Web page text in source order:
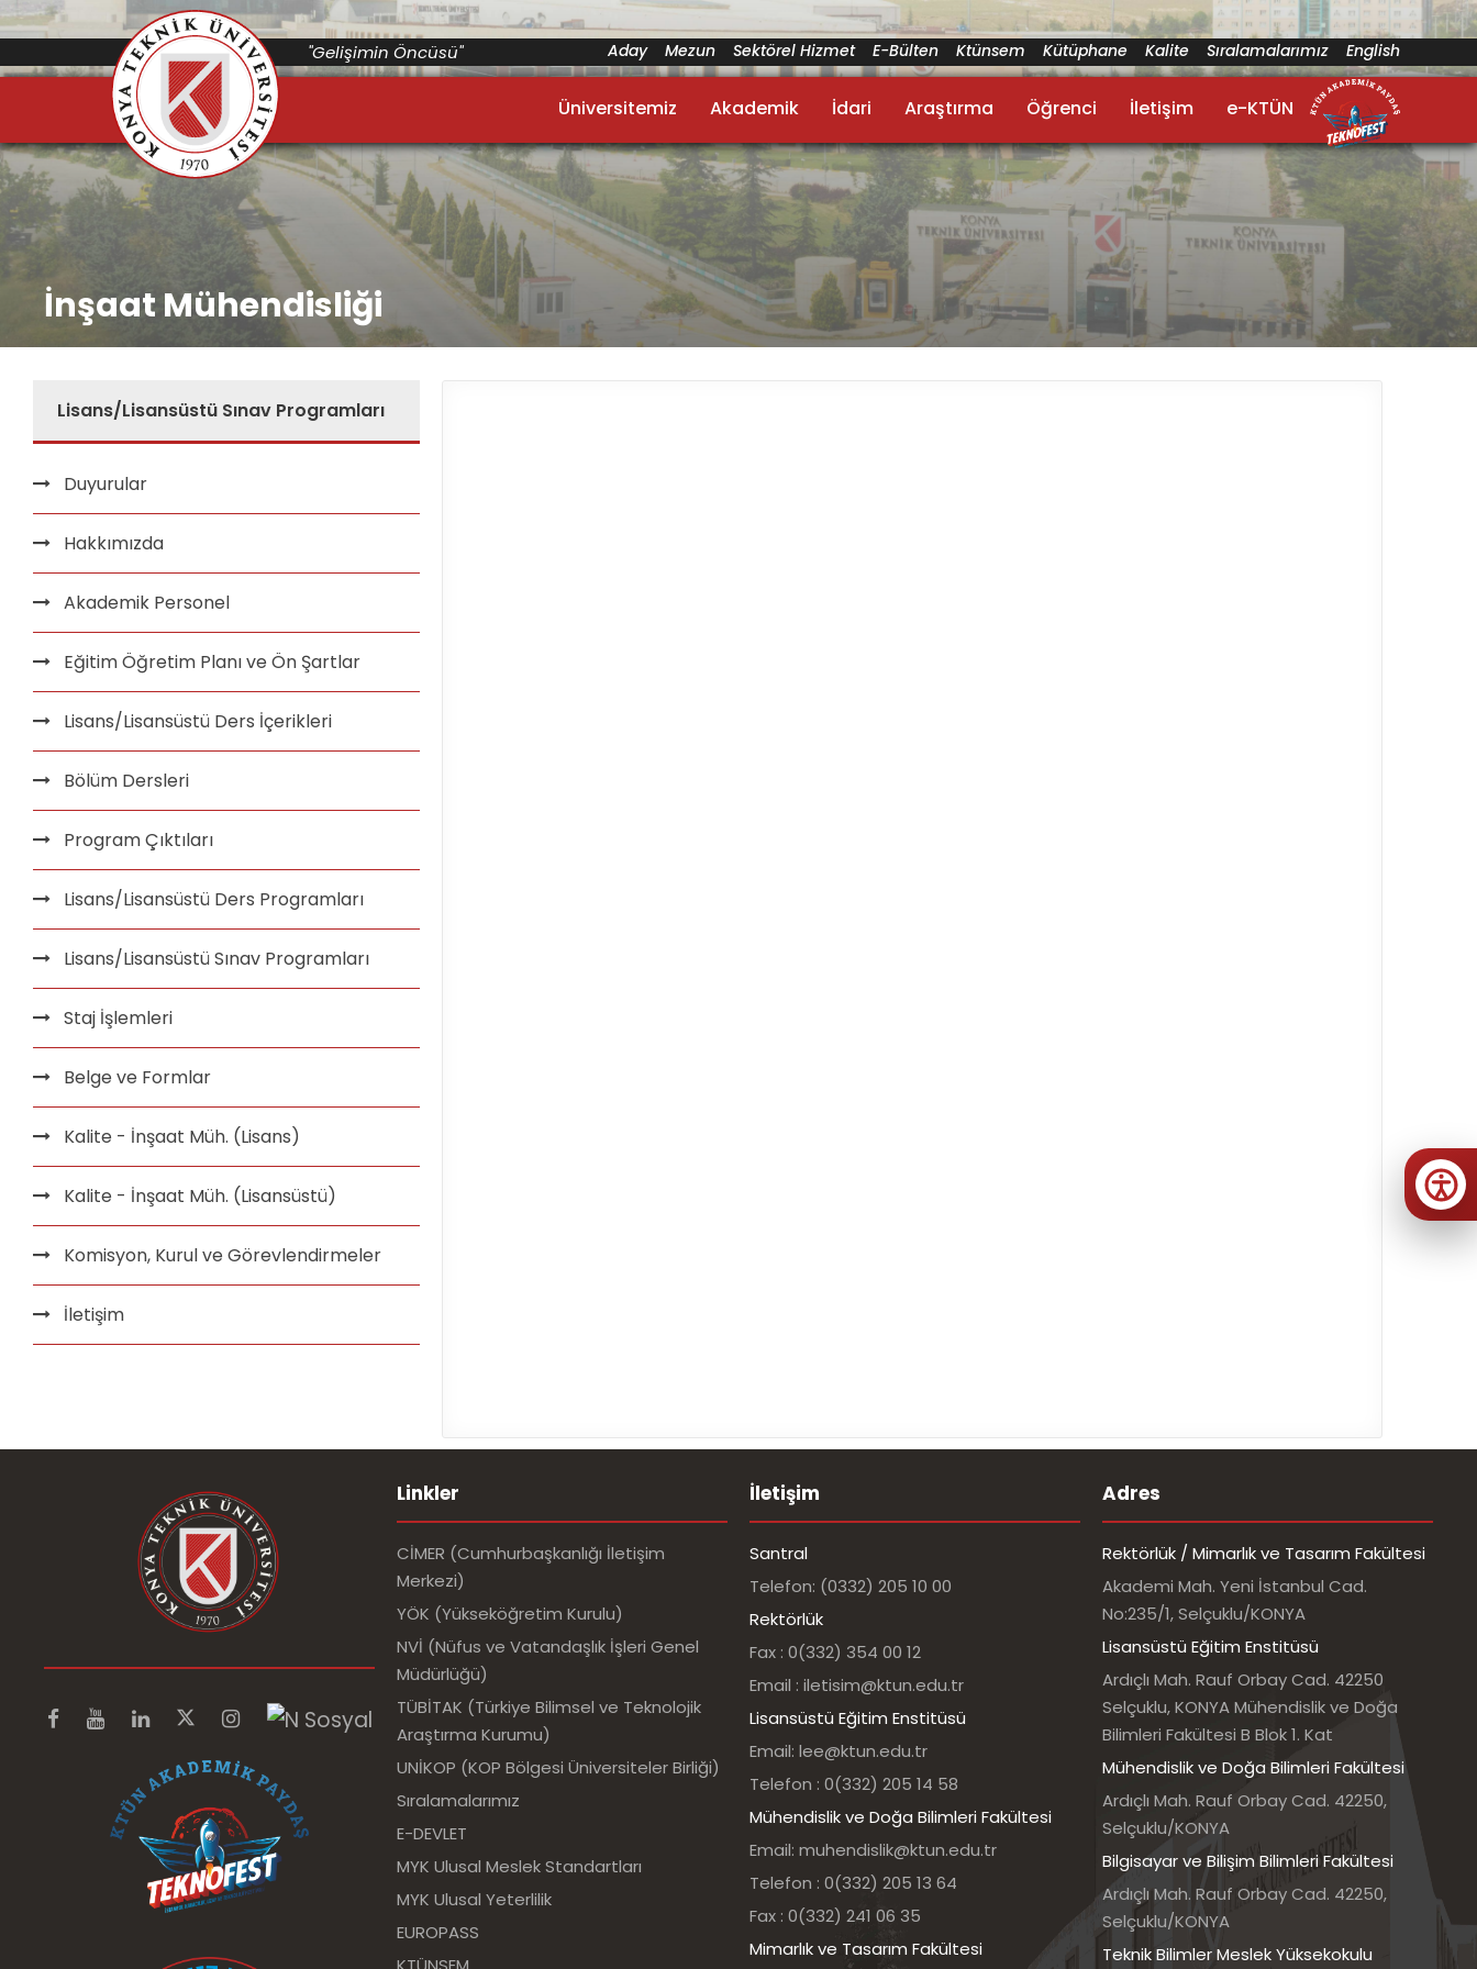
"Gelişimin Öncüsü" Aday Mezun Sektörel Hizmet E-Bülten Ktünsem Kütüphane Kalite Sıralamalarımız English
Üniversitemiz Akademik İdari Araştırma Öğrenci İletişim e-KTÜN
İnşaat Mühendisliği
Lisans/Lisansüstü Sınav Programları
Duyurular
Hakkımızda
Akademik Personel
Eğitim Öğretim Planı ve Ön Şartlar
Lisans/Lisansüstü Ders İçerikleri
Bölüm Dersleri
Program Çıktıları
Lisans/Lisansüstü Ders Programları
Lisans/Lisansüstü Sınav Programları
Staj İşlemleri
Belge ve Formlar
Kalite - İnşaat Müh. (Lisans)
Kalite - İnşaat Müh. (Lisansüstü)
Komisyon, Kurul ve Görevlendirmeler
İletişim
Linkler
CİMER (Cumhurbaşkanlığı İletişim
Merkezi)
YÖK (Yükseköğretim Kurulu)
NVİ (Nüfus ve Vatandaşlık İşleri Genel
Müdürlüğü)
TÜBİTAK (Türkiye Bilimsel ve Teknolojik
Araştırma Kurumu)
UNİKOP (KOP Bölgesi Üniversiteler Birliği)
Sıralamalarımız
E-DEVLET
MYK Ulusal Meslek Standartları
MYK Ulusal Yeterlilik
EUROPASS
İletişim
Santral
Telefon: (0332) 205 10 00
Rektörlük
Fax : 0(332) 354 00 12
Email : iletisim@ktun.edu.tr
Lisansüstü Eğitim Enstitüsü
Email: lee@ktun.edu.tr
Telefon : 0(332) 205 14 58
Mühendislik ve Doğa Bilimleri Fakültesi
Email: muhendislik@ktun.edu.tr
Telefon : 0(332) 205 13 64
Fax : 0(332) 241 06 35
Mimarlık ve Tasarım Fakültesi
Adres
Rektörlük / Mimarlık ve Tasarım Fakültesi
Akademi Mah. Yeni İstanbul Cad.
No:235/1, Selçuklu/KONYA
Lisansüstü Eğitim Enstitüsü
Ardıçlı Mah. Rauf Orbay Cad. 42250
Selçuklu, KONYA Mühendislik ve Doğa
Bilimleri Fakültesi B Blok 1. Kat
Mühendislik ve Doğa Bilimleri Fakültesi
Ardıçlı Mah. Rauf Orbay Cad. 42250,
Selçuklu/KONYA
Bilgisayar ve Bilişim Bilimleri Fakültesi
Ardıçlı Mah. Rauf Orbay Cad. 42250,
Selçuklu/KONYA
Teknik Bilimler Meslek Yüksekokulu